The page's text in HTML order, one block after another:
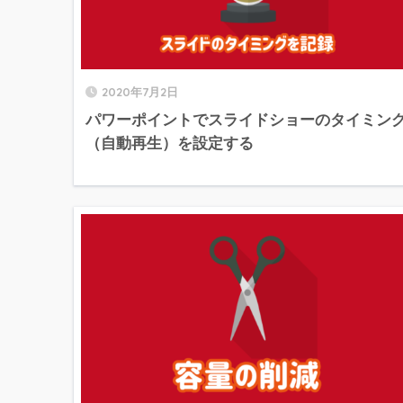
2020年7月2日
パワーポイントでスライドショーのタイミン
（自動再生）を設定する